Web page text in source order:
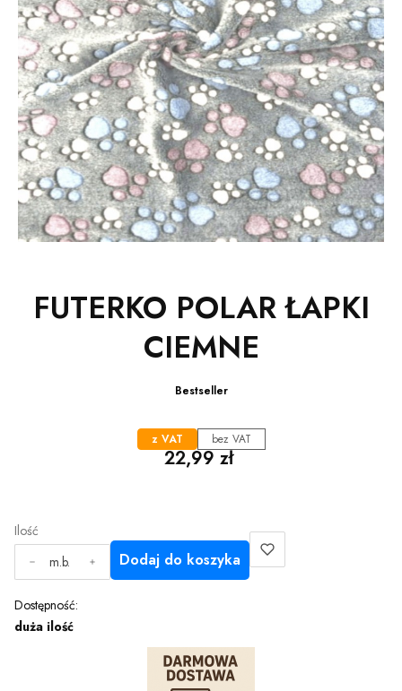
FUTERKO POLAR ŁAPKI
CIEMNE
Bestseller
z VAT bez VAT
Cena
22,99 zł
Ilość
m.b.
Dodaj do koszyka
Dostępność:
duża ilość